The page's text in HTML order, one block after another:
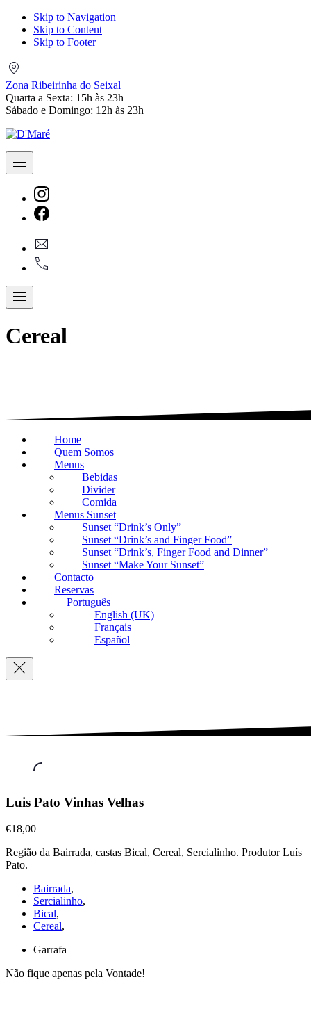
Skip to Navigation
Skip to Content
Skip to Footer
do
Seixal
Zona Ribeirinha do Seixal
Quarta a Sexta: 15h às 23h
Sábado e Domingo: 12h às 23h
Navigation
New
Window
Window
Navigation
Cereal
Home
Quem Somos
Menus
Bebidas
Divider
Comida
Menus Sunset
Sunset “Drink’s Only”
Sunset “Drink’s and Finger Food”
Sunset “Drink’s, Finger Food and Dinner”
Sunset “Make Your Sunset”
Contacto
Reservas
Português
English (UK)
Français
Español
Navigation
Vinhos
Brancos,
Luis
Vinhas
Luis Pato Vinhas Velhas
€18,00
Região da Bairrada, castas Bical, Cereal, Sercialinho. Produtor Luís
Pato.
Bairrada,
Sercialinho,
Bical,
Cereal,
Garrafa
Não fique apenas pela Vontade!